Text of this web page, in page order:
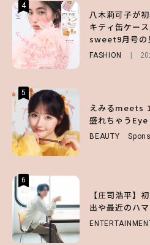
4
八木莉可子が
キティ缶ケー
sweet9月号の
FASHION
5
えみるmeets
盛れちゃう
BEAUTY
6
【庄司浩平】
出や最近のハ
4
えみるmeets
盛れちゃう
5
【大原優乃】
ッとしちゃう
BEAUTY
6
【紗栄子】媚
練されたカジ
otona SWEET
4
【ハローキテ
第1弾の気にな
チェック！
LIFESTYLE
5
ー＆可愛すぎ
選
6
【齋藤飛鳥】
い魅力引き出
FASHION